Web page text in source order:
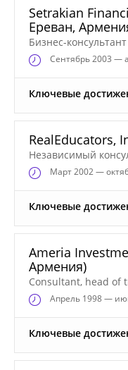
Setrakian
Ереван,
Бизнес-консультант
Сентябрь2003 —
Ключевые
RealEducators,
Независимый
Март2002 —
Ключевые
Ameria
Армения)
Consultant, head of
Апрель 1998 —
Ключевые